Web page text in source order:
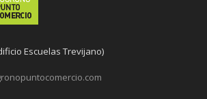
Escuelas Trevijano)